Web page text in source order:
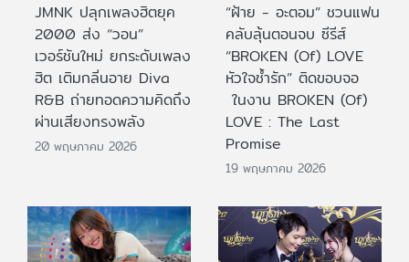
JMNK ปลุกเพลงฮิตยุค
2000 ส่ง “วอน”
เวอร์ชันใหม่ ยกระดับเพลง
ฮิต เติมกลิ่นอาย Diva
R&B ถ่ายทอดความคิดถึง
ผ่านเสียงทรงพลัง
20 พฤษภาคม 2026
“ฝ้าย - อะตอม” ชวนแฟน
คลับลุ้นตอนจบ ซีรีส์
“BROKEN (Of) LOVE
หัวใจช้ำรัก” ติดขอบจอ
ในงาน BROKEN (Of)
LOVE : The Last
Promise
19 พฤษภาคม 2026